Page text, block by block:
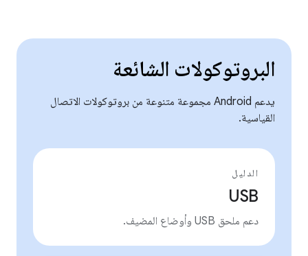
البروتوكولات الشائعة
يدعم Android مجموعة متنوعة من بروتوكولات الاتصال
القياسية.
الدليل
USB
دعم ملحق USB وأوضاع المضيف.